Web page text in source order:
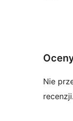
Nie
recenzji.